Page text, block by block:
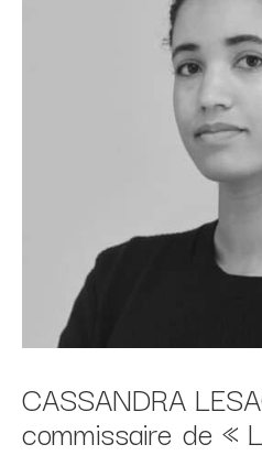
CASSANDRA
commissaire de «